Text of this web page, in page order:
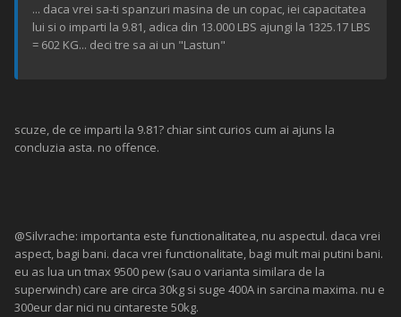
... daca vrei sa-ti spanzuri masina de un copac, iei capacitatea
lui si o imparti la 9.81, adica din 13.000 LBS ajungi la 1325.17 LBS
= 602 KG... deci tre sa ai un "Lastun"
scuze, de ce imparti la 9.81? chiar sint curios cum ai ajuns la
concluzia asta. no offence.
@Silvrache: importanta este functionalitatea, nu aspectul. daca vrei
aspect, bagi bani. daca vrei functionalitate, bagi mult mai putini bani.
eu as lua un tmax 9500 pew (sau o varianta similara de la
superwinch) care are circa 30kg si suge 400A in sarcina maxima. nu e
300eur dar nici nu cintareste 50kg.